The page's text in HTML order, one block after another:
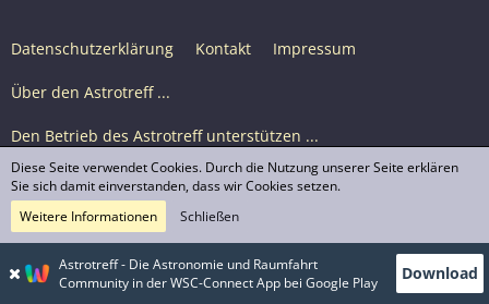
Datenschutzerklärung Kontakt Impressum
Über den Astrotreff ...
Den Betrieb des Astrotreff unterstützen ...
Nutzungsbedingungen
© Astrotreff 2001-2026, lizenziert unter CC BY-SA,
sofern für einzelne Inhalte nicht anders angegeben
Astrotreff - Die Astronomie und Raumfahrt
Community in der WSC-Connect App bei Google Play
Download
Diese Seite verwendet Cookies. Durch die Nutzung unserer Seite erklären
Sie sich damit einverstanden, dass wir Cookies setzen.
Weitere Informationen
Schließen